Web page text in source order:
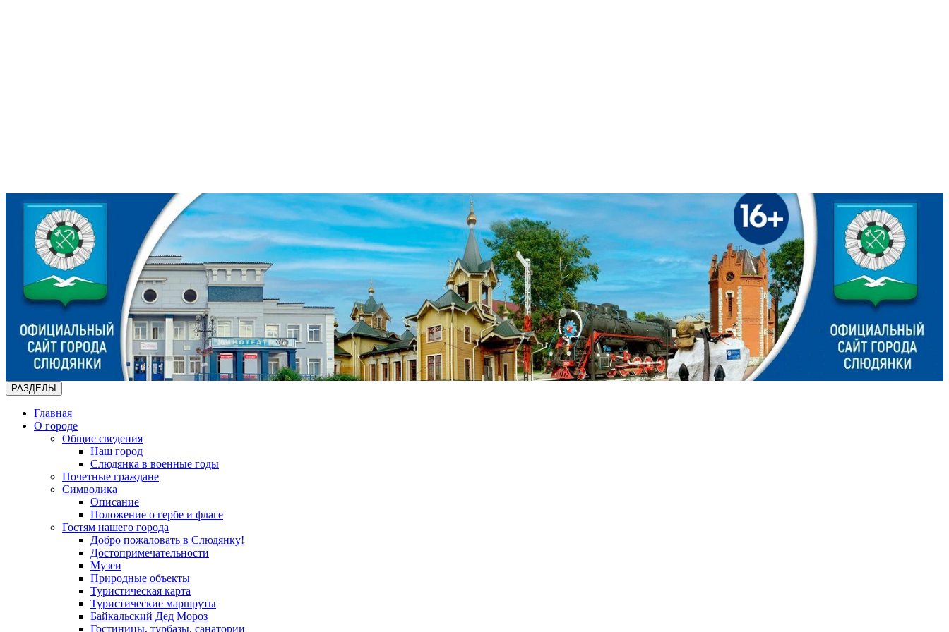
РАЗДЕЛЫ
Главная
О городе
Общие сведения
Наш город
Слюдянка в военные годы
Почетные граждане
Символика
Описание
Положение о гербе и флаге
Гостям нашего города
Добро пожаловать в Слюдянку!
Достопримечательности
Музеи
Природные объекты
Туристическая карта
Туристические маршруты
Байкальский Дед Мороз
Гостиницы, турбазы, санатории